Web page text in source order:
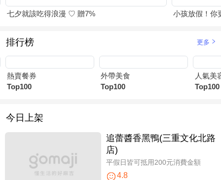
七夕就該吃得浪漫 ♡ 贈7% 小孩放假！你
排行榜 更多
熱賣餐券
Top100
外帶美食
Top100
人氣美
Top100
今日上架
追蕾醬香黑鴨(三重文化北路
店)
平假日皆可抵用200元消費金額
4.8